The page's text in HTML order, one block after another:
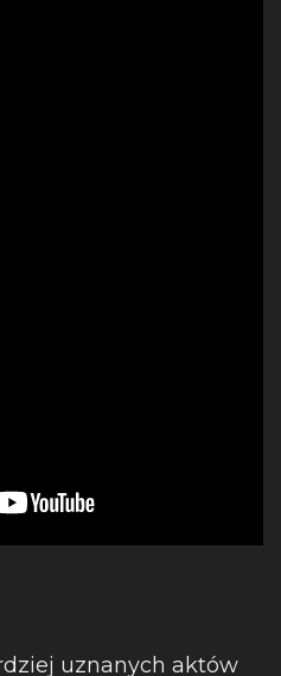
uznanych aktów